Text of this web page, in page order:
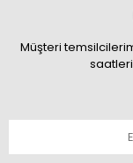
Müşteri